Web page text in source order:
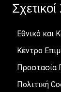
Εθνικό και
Κέντρο
Προστασία
Πολιτική